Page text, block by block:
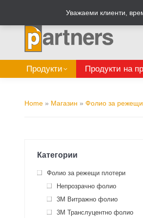
Табелен калкулатор
Продукти Продукти на
Home » Магазин » Фолио за режещи
Категории
Фолио за режещи плотери
Непрозрачно фолио
3M Витражно фолио
3M Транслуцентно фолио
Уважаеми клиенти,